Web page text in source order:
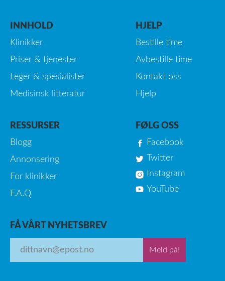
INNHOLD
Klinikker
Priser & tjenester
Leger & spesialister
Medisinsk litteratur
HJELP
Bestille time
Avbestille time
Kontakt oss
Hjelp
RESSURSER
Blogg
Annonsering
For klinikker
F.A.Q
FØLG OSS
Facebook
Twitter
Instagram
YouTube
FÅ VÅRT NYHETSBREV
Meld på!